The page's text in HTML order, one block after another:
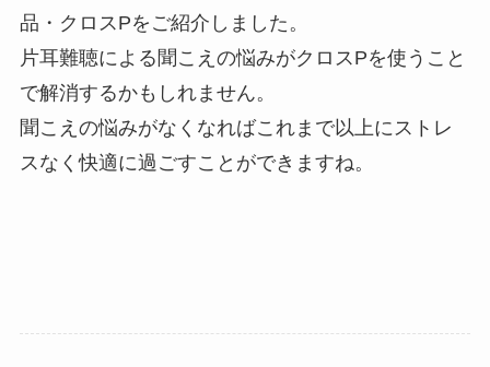
品・クロスPをご紹介しました。
片耳難聴による聞こえの悩みがクロスPを使うこと
で解消するかもしれません。
聞こえの悩みがなくなればこれまで以上にストレ
スなく快適に過ごすことができますね。